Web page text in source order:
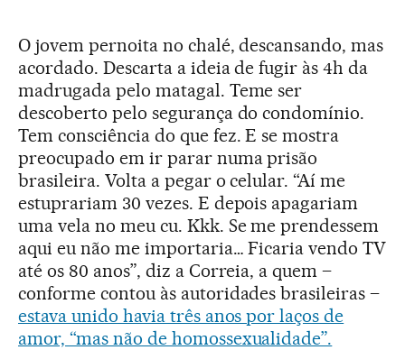
O jovem pernoita no chalé, descansando, mas
acordado. Descarta a ideia de fugir às 4h da
madrugada pelo matagal. Teme ser
descoberto pelo segurança do condomínio.
Tem consciência do que fez. E se mostra
preocupado em ir parar numa prisão
brasileira. Volta a pegar o celular. “Aí me
estuprariam 30 vezes. E depois apagariam
uma vela no meu cu. Kkk. Se me prendessem
aqui eu não me importaria… Ficaria vendo TV
até os 80 anos”, diz a Correia, a quem –
conforme contou às autoridades brasileiras –
estava unido havia três anos por laços de
amor, “mas não de homossexualidade”.